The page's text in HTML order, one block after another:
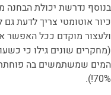
בנוסף נדרשת יכולת הבחנה
כיור אוטומטי צריך לדעת
ולעצור מוקדם ככל האפשר
(מחקרים שונים גילו כי
המים שמשתמשים בה פוחתת
70%!).